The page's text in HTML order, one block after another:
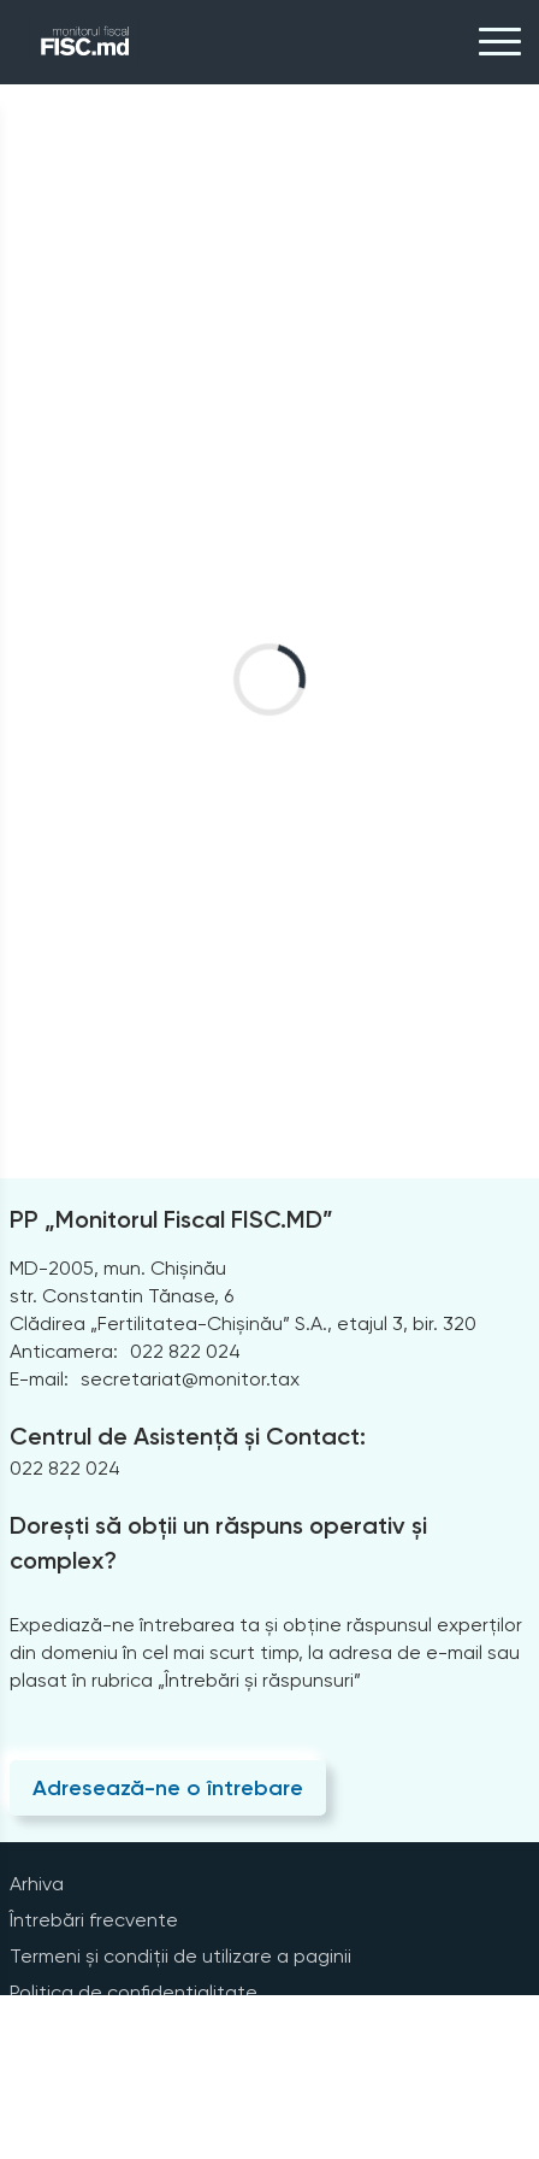
PP „Monitorul Fiscal FISC.MD”
MD-2005, mun. Chișinău
str. Constantin Tănase, 6
Clădirea „Fertilitatea-Chișinău” S.A., etajul 3, bir. 320
Anticamera:
022 822 024
E-mail: secretariat@monitor.tax
Centrul de Asistență și Contact:
022 822 024
Dorești să obții un răspuns operativ și
complex?
Expediază-ne întrebarea ta și obține răspunsul experților
din domeniu în cel mai scurt timp, la adresa de e-mail sau
plasat în rubrica „Întrebări și răspunsuri”
Adresează-ne o întrebare
Arhiva
Întrebări frecvente
Termeni și condiții de utilizare a paginii
Politica de confidențialitate